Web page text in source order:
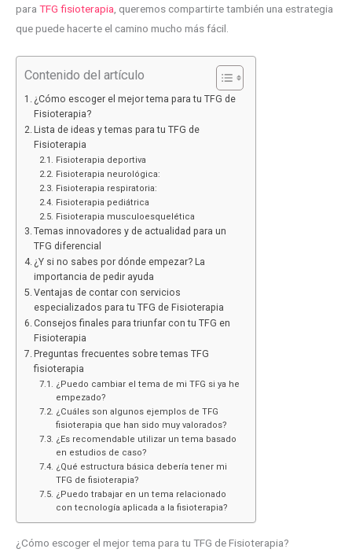
para TFG fisioterapia , queremos compartirte también una estrategia
que puede hacerte el camino mucho más fácil.
Contenido del artículo
¿Cómo escoger el mejor tema para tu TFG de
Fisioterapia?
Lista de ideas y temas para tu TFG de
Fisioterapia
Fisioterapia deportiva
Fisioterapia neurológica:
Fisioterapia respiratoria:
Fisioterapia pediátrica
Fisioterapia musculoesquelética
Temas innovadores y de actualidad para un
TFG diferencial
¿Y si no sabes por dónde empezar? La
importancia de pedir ayuda
Ventajas de contar con servicios
especializados para tu TFG de Fisioterapia
Consejos finales para triunfar con tu TFG en
Fisioterapia
Preguntas frecuentes sobre temas TFG
fisioterapia
¿Puedo cambiar el tema de mi TFG si ya he
empezado?
¿Cuáles son algunos ejemplos de TFG
fisioterapia que han sido muy valorados?
¿Es recomendable utilizar un tema basado
en estudios de caso?
¿Qué estructura básica debería tener mi
TFG de fisioterapia?
¿Puedo trabajar en un tema relacionado
con tecnología aplicada a la fisioterapia?
¿Cómo escoger el mejor tema para tu TFG de Fisioterapia?